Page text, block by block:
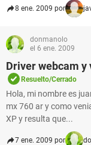
8 ene. 2009 por
donmanolo
el 6 ene. 2009
Driver webcam
Resuelto/Cerrado
Hola, mi nombre es
mx 760 ar y como
XP y resulta que...
7 ene. 2009 por